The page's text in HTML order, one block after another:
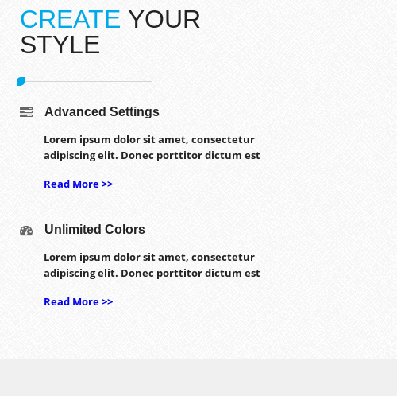
CREATE YOUR
STYLE
Advanced Settings
Lorem ipsum dolor sit amet, consectetur
adipiscing elit. Donec porttitor dictum est
Read More >>
Unlimited Colors
Lorem ipsum dolor sit amet, consectetur
adipiscing elit. Donec porttitor dictum est
Read More >>